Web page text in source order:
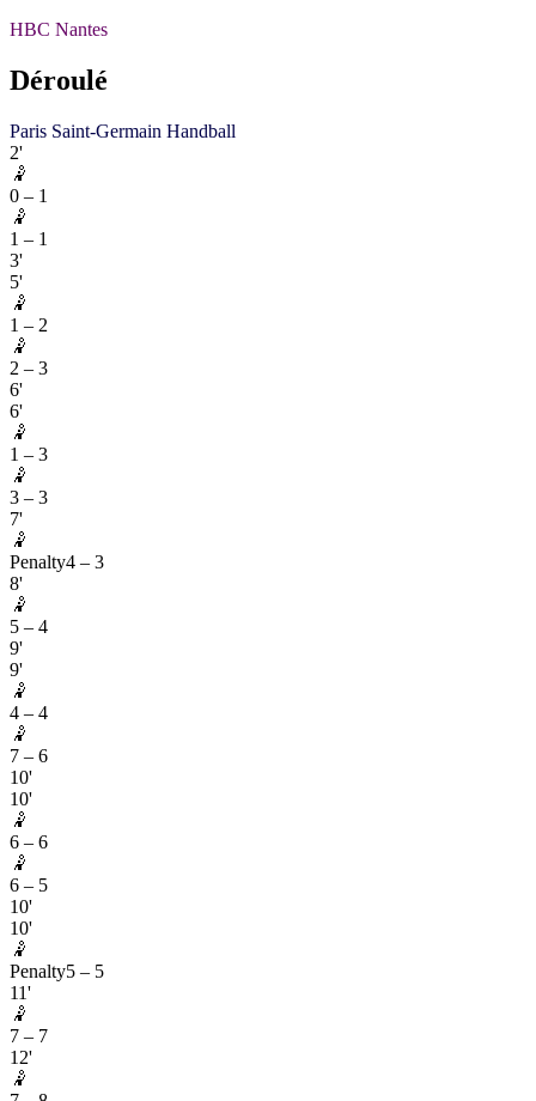
HBC Nantes
Déroulé
Paris Saint-Germain Handball
2'
🤾
0 – 1
🤾
1 – 1
3'
5'
🤾
1 – 2
🤾
2 – 3
6'
6'
🤾
1 – 3
🤾
3 – 3
7'
🤾
Penalty4 – 3
8'
🤾
5 – 4
9'
9'
🤾
4 – 4
🤾
7 – 6
10'
10'
🤾
6 – 6
🤾
6 – 5
10'
10'
🤾
Penalty5 – 5
11'
🤾
7 – 7
12'
🤾